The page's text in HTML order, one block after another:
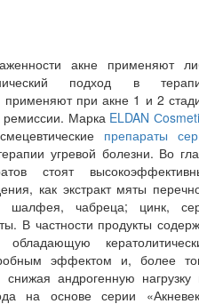
акне применяют
подход в
применяют при акне 1 и 2
ремиссии. Марка ELDAN
препараты
угревой болезни. Во
стоят
как экстракт мяты
шалфея, чабреца; цинк,
В частности продукты
эффектом и, более
андрогенную нагрузку
на основе серии